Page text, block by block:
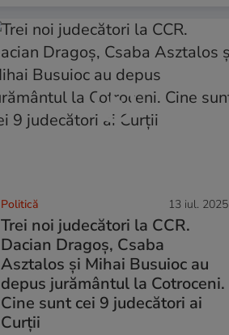
Politică 13 iul. 2025
Trei noi judecători la CCR.
Dacian Dragoş, Csaba
Asztalos şi Mihai Busuioc au
depus jurământul la Cotroceni.
Cine sunt cei 9 judecători ai
Curții